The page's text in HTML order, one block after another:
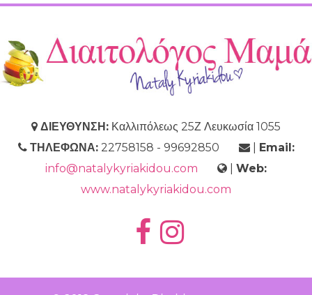
ΔΙΕΥΘΥΝΣΗ: Καλλιπόλεως 25Ζ Λευκωσία 1055
ΤΗΛΕΦΩΝΑ:22758158 - 99692850 |
Email:
info@natalykyriakidou.com
Web:
www.natalykyriakidou.com